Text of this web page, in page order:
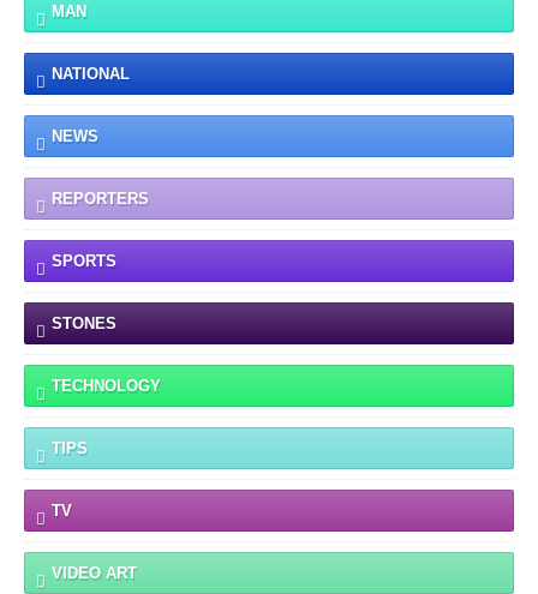
MAN
NATIONAL
NEWS
REPORTERS
SPORTS
STONES
TECHNOLOGY
TIPS
TV
VIDEO ART